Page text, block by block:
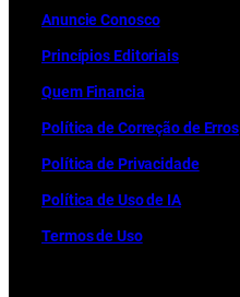
Anuncie Conosco
Princípios Editoriais
Quem Financia
Política de Correção de Erros
Política de Privacidade
Política de Uso de IA
Termos de Uso